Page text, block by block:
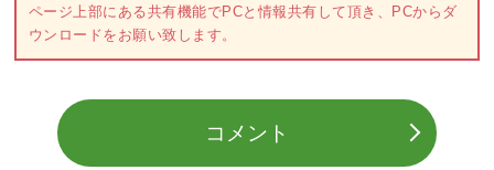
ページ上部にある共有機能でPCと情報共有して頂き、PCからダ
ウンロードをお願い致します。
コメント